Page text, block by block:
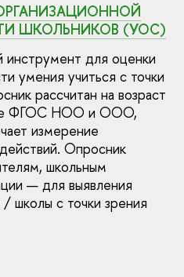
ШКОЛЬНИКОВ (УОС)
инструмент для оценки
умения учиться с точки
рассчитан на возраст
ФГОС НОО и ООО,
измерение
Опросник
школьным
— для выявления
школы с точки зрения